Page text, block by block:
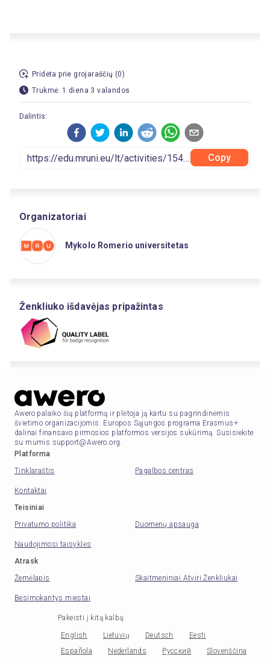
Pridėta prie grojaraščių (0)
Trukmė: 1 diena 3 valandos
Dalintis:
Copy
Organizatoriai
Mykolo Romerio universitetas
Ženkliuko išdavėjas pripažintas
Awero palaiko šią platformą ir plėtoja ją kartu su pagrindinėmis
švietimo organizacijomis. Europos Sąjungos programa Erasmus+
dalinai finansavo pirmosios platformos versijos sukūrimą. Susisiekite
su mumis support@Awero.org.
Platforma
Tinklaraštis
Pagalbos centras
Kontaktai
Teisiniai
Privatumo politika
Duomenų apsauga
Naudojimosi taisyklės
Atrask
Žemėlapis
Skaitmeniniai Atviri Ženkliukai
Besimokantys miestai
Pakeisti į kitą kalbą:
English Lietuvių Deutsch
Eesti
Española
Nederlands Русский
Slovenščina